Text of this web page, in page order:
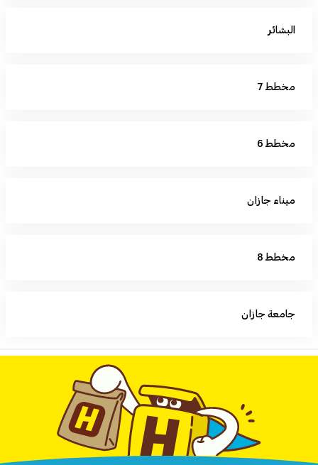
البشائر
مخطط 7
مخطط 6
ميناء جازان
مخطط 8
جامعة جازان